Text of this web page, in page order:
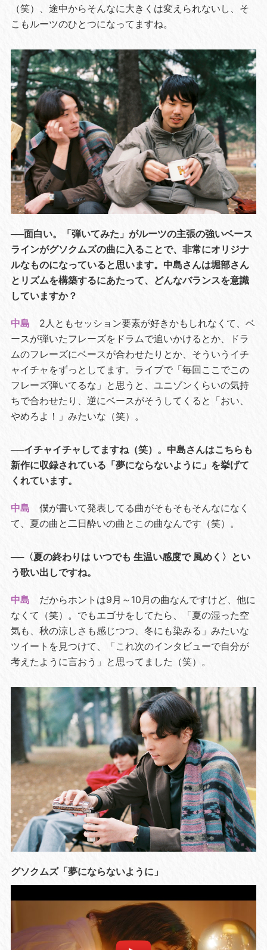
（笑）、途中からそんなに大きくは変えられないし、そ
こもルーツのひとつになってますね。
──面白い。「弾いてみた」がルーツの主張の強いベース
ラインがグソクムズの曲に入ることで、非常にオリジナ
ルなものになっていると思います。中島さんは堀部さん
とリズムを構築するにあたって、どんなバランスを意識
していますか？
中島
2人ともセッション要素が好きかもしれなくて、ベ
ースが弾いたフレーズをドラムで追いかけるとか、ドラ
ムのフレーズにベースが合わせたりとか、そういうイチ
ャイチャをずっとしてます。ライブで「毎回ここでこの
フレーズ弾いてるな」と思うと、ユニゾンくらいの気持
ちで合わせたり、逆にベースがそうしてくると「おい、
やめろよ！」みたいな（笑）。
──イチャイチャしてますね（笑）。中島さんはこちらも
新作に収録されている「夢にならないように」を挙げて
くれています。
中島
僕が書いて発表してる曲がそもそもそんなになく
て、夏の曲と二日酔いの曲とこの曲なんです（笑）。
──〈夏の終わりは いつでも 生温い感度で 風めく〉とい
う歌い出しですね。
中島
だからホントは9月～10月の曲なんですけど、他に
なくて（笑）。でもエゴサをしてたら、「夏の湿った空
気も、秋の涼しさも感じつつ、冬にも染みる」みたいな
ツイートを見つけて、「これ次のインタビューで自分が
考えたように言おう」と思ってました（笑）。
グソクムズ「夢にならないように」